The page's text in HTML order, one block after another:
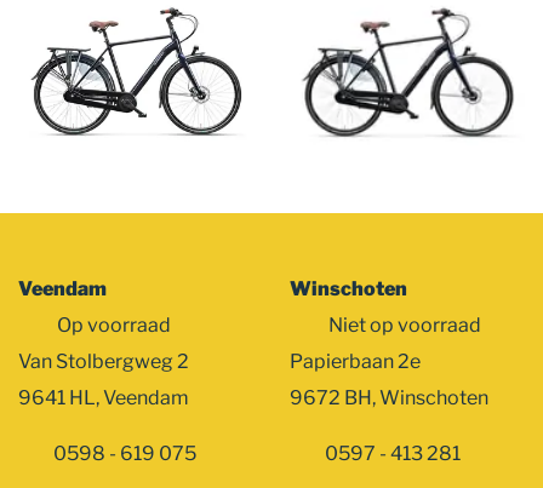
Veendam
Op voorraad
Van Stolbergweg 2
9641 HL, Veendam
0598 - 619 075
Winschoten
Niet op voorraad
Papierbaan 2e
9672 BH, Winschoten
0597 - 413 281